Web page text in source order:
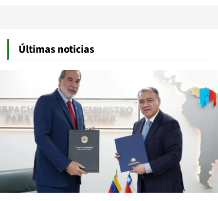
Últimas noticias